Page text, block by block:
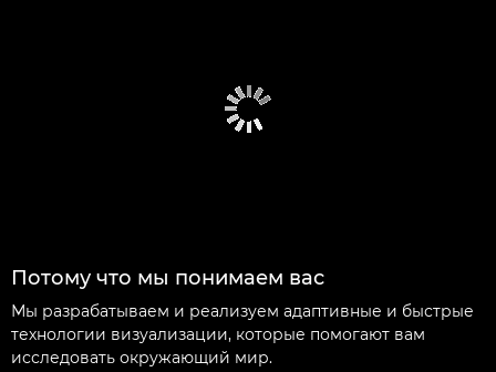
Потому что мы понимаем вас
Мы разрабатываем и реализуем адаптивные и быстрые
технологии визуализации, которые помогают вам
исследовать окружающий мир.